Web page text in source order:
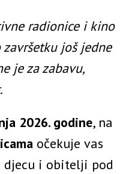
radionice i kino
još jedne
je za zabavu,
2026. godine, na
očekuje vas
djecu i obitelji pod